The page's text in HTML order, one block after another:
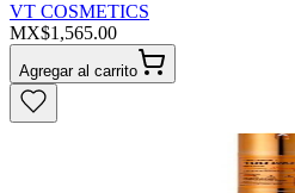
VT COSMETICS
MX$1,565.00
Agregar al carrito